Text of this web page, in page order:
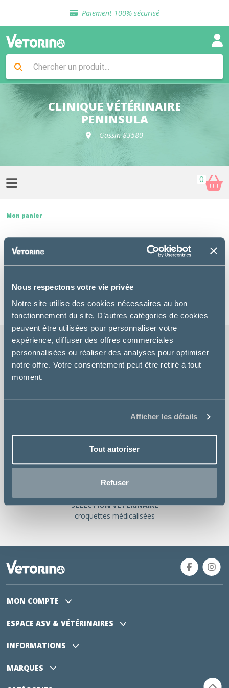
Nous respectons votre vie privée
Notre site utilise des cookies nécessaires au bon
fonctionnement du site. D’autres catégories de cookies
peuvent être utilisées pour personnaliser votre
expérience, diffuser des offres commerciales
personnalisées ou réaliser des analyses pour optimiser
notre offre. Votre consentement peut être retiré à tout
moment.
Afficher les détails
Tout autoriser
Refuser
Paiement 100% sécurisé
Livraison gratuite en clinique vétérinaire
Sélection de croquettes vétérinaire
Livraison gratuite en clinique vétérinaire
Retour gratuit en clinique
Sélection de croquettes vétérinaire
CLINIQUE VÉTÉRINAIRE
PENINSULA
Gassin 83580
0
Mon panier
VOTRE PANIER EST ACTUELLEMENT VIDE.
Retour à la boutique
LIVRAISON GRATUITE
PRIX COMPETITIFS
site 100% sécurisé SSL
SÉLÉCTION VÉTÉRINAIRE
croquettes médicalisées
MON COMPTE
ESPACE ASV & VÉTÉRINAIRES
INFORMATIONS
MARQUES